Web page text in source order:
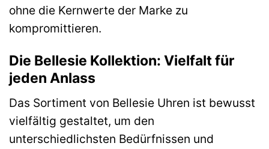
ohne die Kernwerte der Marke zu
kompromittieren.
Die Bellesie Kollektion: Vielfalt für
jeden Anlass
Das Sortiment von Bellesie Uhren ist bewusst
vielfältig gestaltet, um den
unterschiedlichsten Bedürfnissen und